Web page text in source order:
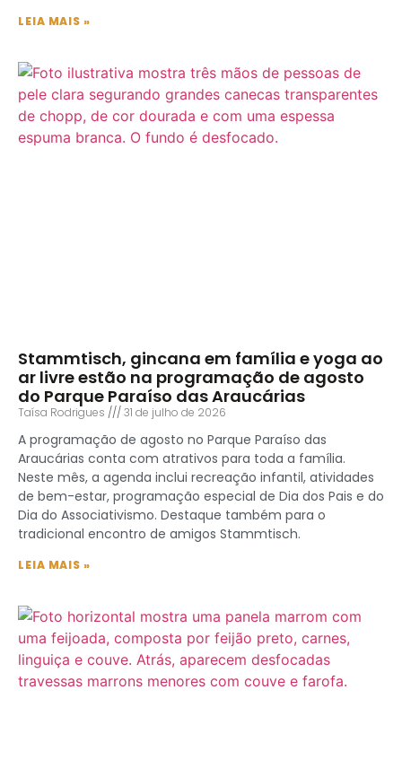
LEIA MAIS »
Stammtisch, gincana em família e yoga ao
ar livre estão na programação de agosto
do Parque Paraíso das Araucárias
Taísa Rodrigues 31 de julho de 2026
A programação de agosto no Parque Paraíso das
Araucárias conta com atrativos para toda a família.
Neste mês, a agenda inclui recreação infantil, atividades
de bem-estar, programação especial de Dia dos Pais e do
Dia do Associativismo. Destaque também para o
tradicional encontro de amigos Stammtisch.
LEIA MAIS »